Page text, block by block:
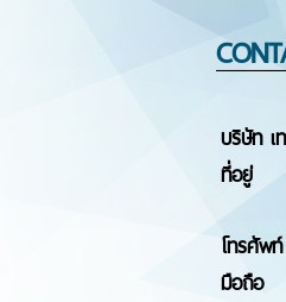
บริษัท เ
ที่อยู่
โทรศัพท์
มือถือ